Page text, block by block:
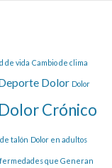
de vida Cambio de clima
Dolor Dolor
Dolor Crónico
talón Dolor en adultos
que Generan